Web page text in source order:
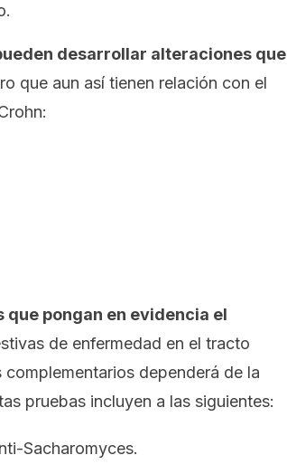
desarrollar alteraciones que
que aun así tienen relación con el
pongan en evidencia el
de enfermedad en el tracto
dependerá de la
pruebas incluyen a las siguientes:
Sacharomyces.